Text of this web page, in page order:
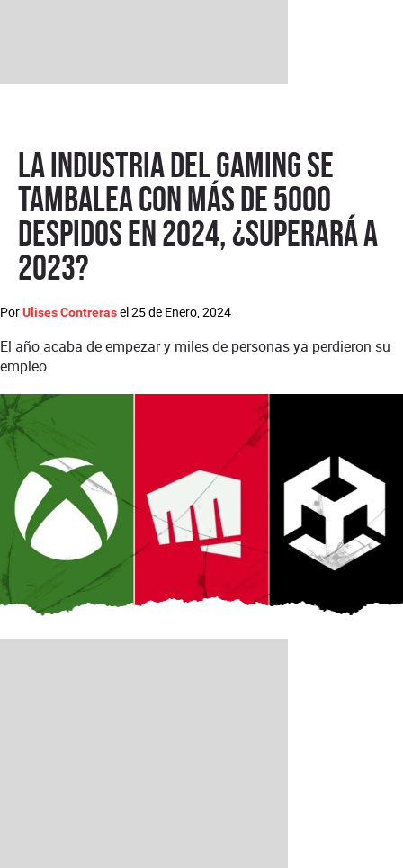
La industria del gaming se
tambalea con más de 5000
despidos en 2024, ¿superará a
2023?
PorUlises Contrerasel25 de Enero, 2024
El año acaba de empezar y miles de personas ya perdieron su
empleo